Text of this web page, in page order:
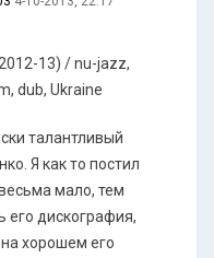
талантливый
Я как то постил
мало, тем
его дискография,
хорошем его